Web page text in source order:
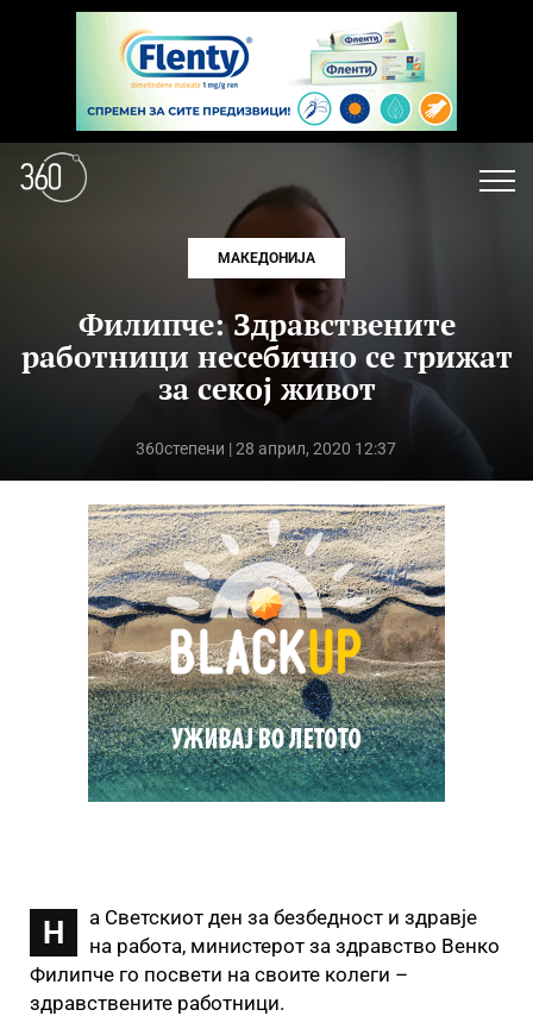
МАКЕДОНИЈА
Филипче: Здравствените
работници несебично се грижат
за секој живот
360степени | 28 април, 2020 12:37
Н
а Светскиот ден за безбедност и здравје
на работа, министерот за здравство Венко
Филипче го посвети на своите колеги –
здравствените работници.